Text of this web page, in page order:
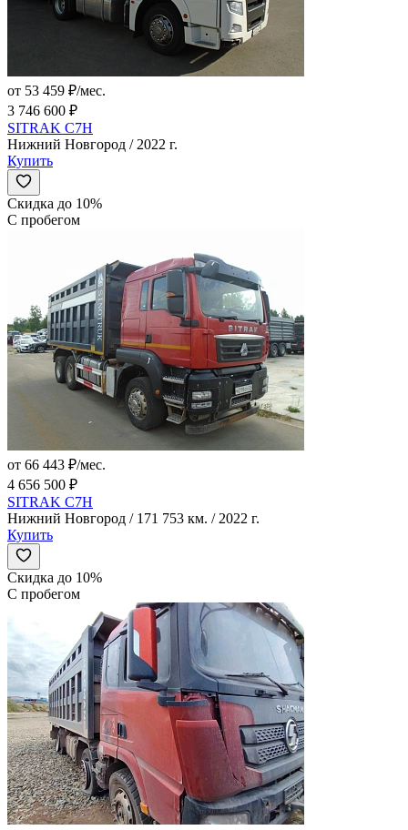
от 53 459 ₽/мес.
3 746 600 ₽
SITRAK C7H
Нижний Новгород / 2022 г.
Купить
Скидка до 10%
С пробегом
от 66 443 ₽/мес.
4 656 500 ₽
SITRAK C7H
Нижний Новгород / 171 753 км. / 2022 г.
Купить
Скидка до 10%
С пробегом